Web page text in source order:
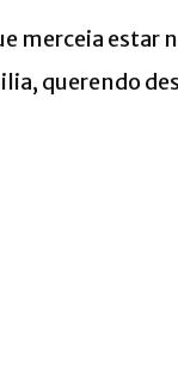
merceia estar
querendo